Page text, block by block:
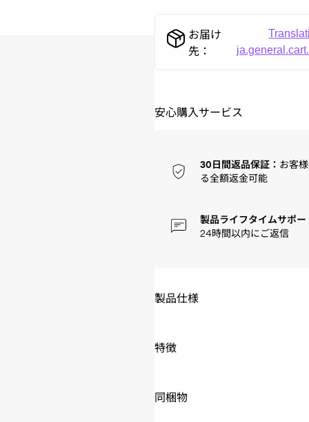
お届け
先：
安心購入サービス
30日間返品保証： お客
る全額返金可能
製品ライフタイムサポー
24時間以内にご返信
製品仕様
特徴
同梱物